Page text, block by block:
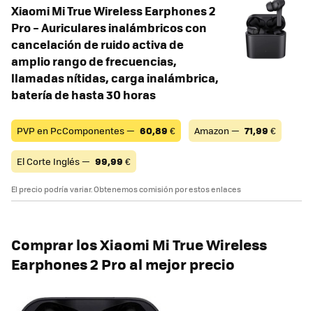
Xiaomi Mi True Wireless Earphones 2
Pro – Auriculares inalámbricos con
cancelación de ruido activa de
amplio rango de frecuencias,
llamadas nítidas, carga inalámbrica,
batería de hasta 30 horas
PVP en PcComponentes — 60,89 € Amazon — 71,99 €
El Corte Inglés — 99,99 €
El precio podría variar. Obtenemos comisión por estos enlaces
Comprar los Xiaomi Mi True Wireless
Earphones 2 Pro al mejor precio